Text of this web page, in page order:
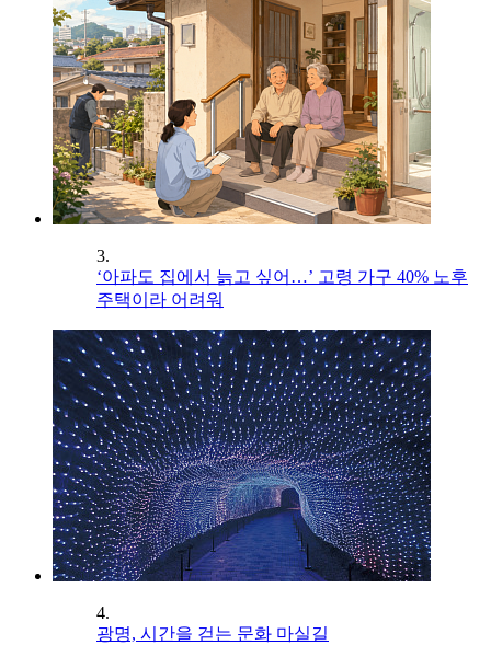
3.
‘아파도 집에서 늙고 싶어…’ 고령 가구 40% 노후
주택이라 어려워
4.
광명, 시간을 걷는 문화 마실길